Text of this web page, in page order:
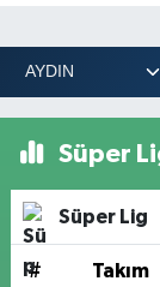
Süper
Süper Lig
# Takım